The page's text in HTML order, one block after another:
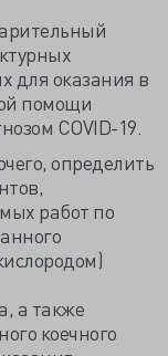
для оказания в
помощи
COVID-19.
определить
работ по
а также
коечного